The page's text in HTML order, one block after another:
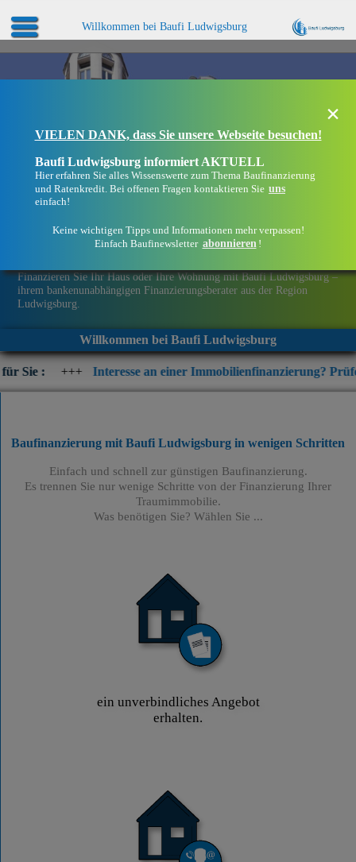
Willkommen bei Baufi Ludwigsburg
Finanzieren Sie Ihr Haus oder Ihre Wohnung mit Baufi Ludwigsburg –
ihrem bankenunabhängigen Finanzierungsberater aus der Region
Ludwigsburg.
Willkommen bei Baufi Ludwigsburg
Interesse an einer Immobilienfinanzierung? Prüfen Sie jetzt
×
VIELEN DANK, dass Sie unsere Webseite besuchen!
Baufi Ludwigsburg informiert AKTUELL
Hier erfahren Sie alles Wissenswerte zum Thema Baufinanzierung
und Ratenkredit. Bei offenen Fragen kontaktieren Sie uns
einfach!
Keine wichtigen Tipps und Informationen mehr verpassen!
Einfach Baufinewsletter abonnieren !
Baufinanzierung mit Baufi Ludwigsburg in wenigen Schritten
Einfach und schnell zur günstigen Baufinanzierung.
Es trennen Sie nur wenige Schritte von der Finanzierung Ihrer
Traumimmobilie.
Was benötigen Sie? Wählen Sie ...
ein unverbindliches Angebot
erhalten.